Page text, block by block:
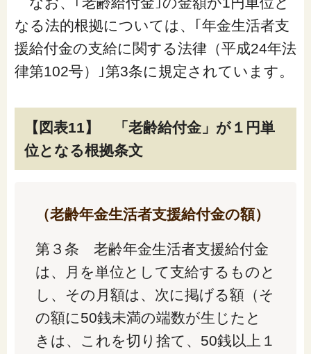
なる法的根拠については、｢年金生活者支
援給付金の支給に関する法律（平成24年法
律第102号）｣第3条に規定されています。
【図表11】 「老齢給付金」が１円単
位となる根拠条文
（老齢年金生活者支援給付金の額）
第３条 老齢年金生活者支援給付金
は、月を単位として支給するものと
し、その月額は、次に掲げる額（そ
の額に50銭未満の端数が生じたと
きは、これを切り捨て、50銭以上１